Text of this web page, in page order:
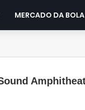
MERCADO DA BOLA